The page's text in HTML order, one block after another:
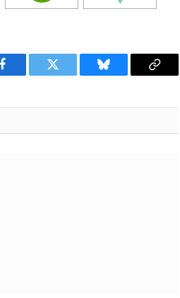
Facebook Twitter Bluesky
Copy